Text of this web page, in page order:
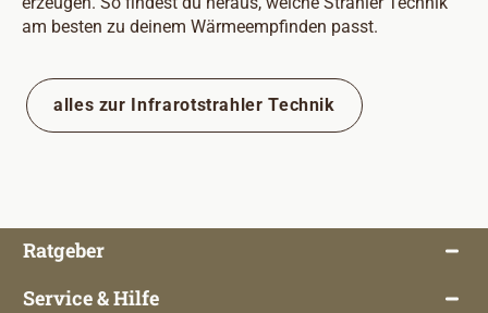
am besten zu deinem Wärmeempfinden passt.
alles zur Infrarotstrahler Technik
Ratgeber
Service & Hilfe